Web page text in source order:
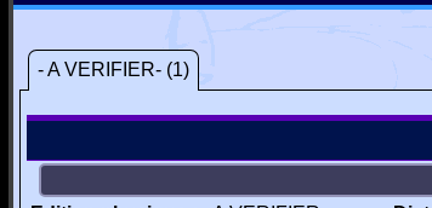
- A VERIFIER- (1)